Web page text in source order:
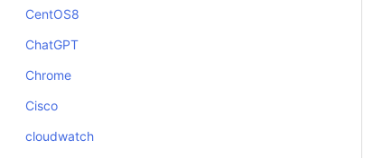
CentOS8
ChatGPT
Chrome
Cisco
cloudwatch